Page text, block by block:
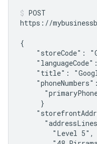
POST
https://
{
"storeCode":
"title":
     }
        "Level 5",